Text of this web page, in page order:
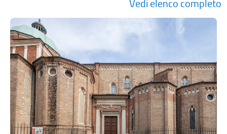
Vedi elenco completo